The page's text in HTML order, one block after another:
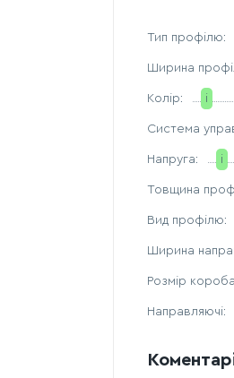
Тип профілю:
Ширина
Колір: i
Система
Напруга: i
Товщина
Вид профілю:
Ширина
Розмір
Направляючі: